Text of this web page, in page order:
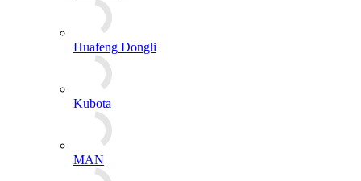
Huafeng Dongli
Kubota
MAN